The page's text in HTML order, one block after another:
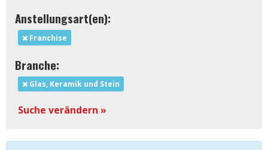
Anstellungsart(en):
Franchise
Branche:
Glas, Keramik und Stein
Suche verändern »